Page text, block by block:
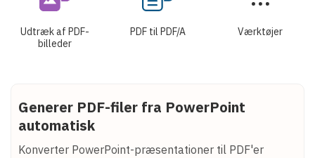
Udtræk af PDF-
billeder
PDF til PDF/A Værktøjer
Generer PDF-filer fra PowerPoint
automatisk
Konverter PowerPoint-præsentationer til PDF'er